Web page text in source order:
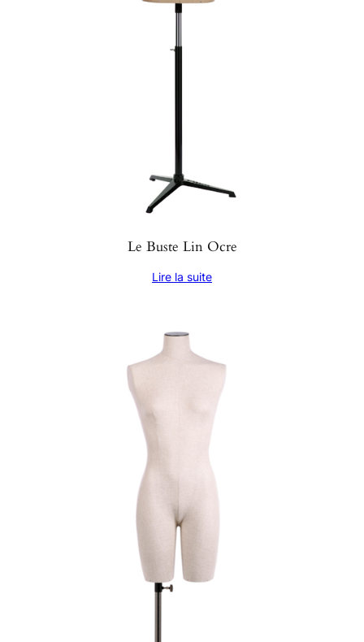
Le Buste Lin Ocre
Lire la suite